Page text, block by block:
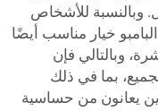
وبالنسبة للأشخاص
خيار مناسب أيضًا
وبالتالي فإن
بما في ذلك
يعانون من حساسية